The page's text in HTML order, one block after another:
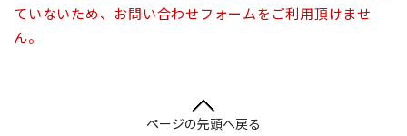
ていないため、お問い合わせフォームをご利用頂けませ
ん。
ページの先頭へ戻る